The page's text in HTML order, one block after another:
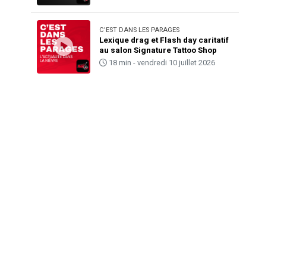
C'EST DANS LES PARAGES
Lexique drag et Flash day caritatif
au salon Signature Tattoo Shop
18 min - vendredi 10 juillet 2026